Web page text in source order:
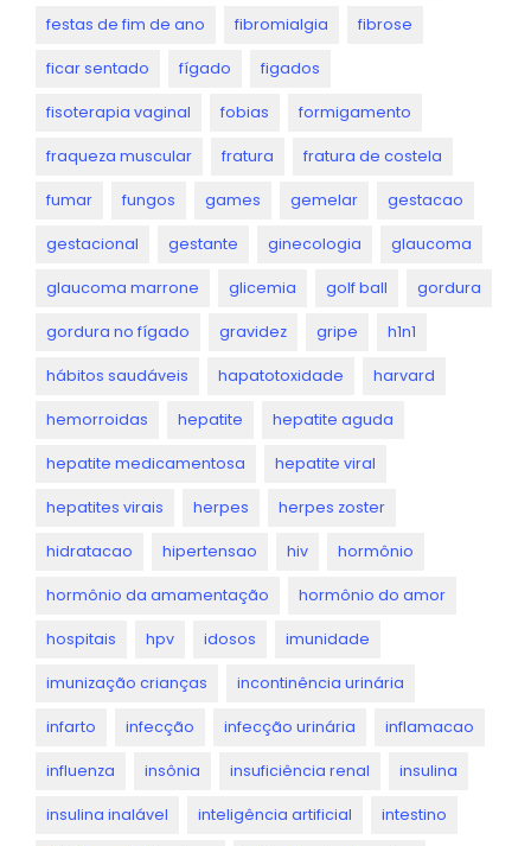
festas de fim de ano fibromialgia fibrose
ficar sentado fígado figados
fisoterapia vaginal fobias formigamento
fraqueza muscular fratura fratura de costela
fumar fungos games gemelar gestacao
gestacional gestante ginecologia glaucoma
glaucoma marrone glicemia golf ball gordura
gordura no fígado gravidez gripe h1n1
hábitos saudáveis hapatotoxidade harvard
hemorroidas hepatite hepatite aguda
hepatite medicamentosa hepatite viral
hepatites virais herpes herpes zoster
hidratacao hipertensao hiv hormônio
hormônio da amamentação hormônio do amor
hospitais hpv idosos imunidade
imunização crianças incontinência urinária
infarto infecção infecção urinária inflamacao
influenza insônia insuficiência renal insulina
insulina inalável inteligência artificial intestino